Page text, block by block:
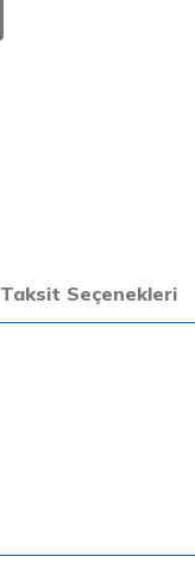
Taksit Seçenekleri